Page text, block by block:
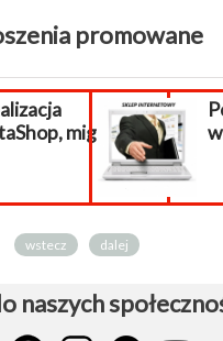
promowane
migracja...
wstecz dalej
naszych